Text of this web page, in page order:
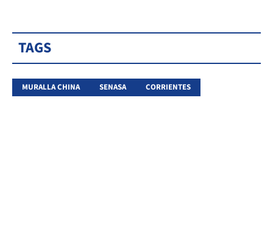
TAGS
MURALLA CHINA SENASA CORRIENTES